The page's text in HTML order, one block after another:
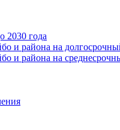
2030 года
и района на
и района на